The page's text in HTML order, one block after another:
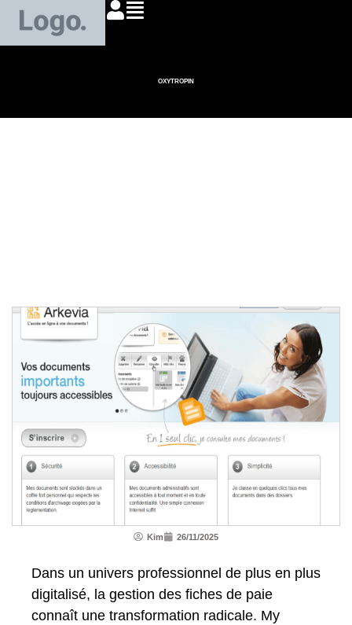
OXYTROPIN
Kim 26/11/2025
Dans un univers professionnel de plus en plus
digitalisé, la gestion des fiches de paie
connaît une transformation radicale. My